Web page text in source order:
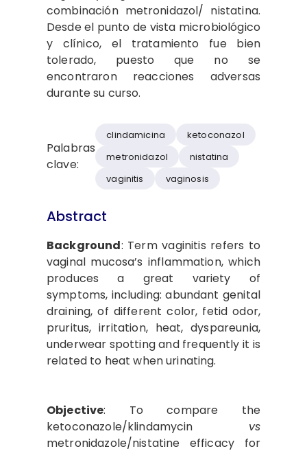
combinación metronidazol/ nistatina.
Desde el punto de vista microbiológico
y clínico, el tratamiento fue bien
tolerado, puesto que no se
encontraron reacciones adversas
durante su curso.
Palabras
clave:
clindamicina
ketoconazol
metronidazol
nistatina
vaginitis
vaginosis
Abstract
Background: Term vaginitis refers to
vaginal mucosa’s inflammation, which
produces a great variety of
symptoms, including: abundant genital
draining, of different color, fetid odor,
pruritus, irritation, heat, dyspareunia,
underwear spotting and frequently it is
related to heat when urinating.
Objective: To compare the
ketoconazole/klindamycin vs
metronidazole/nistatine efficacy for